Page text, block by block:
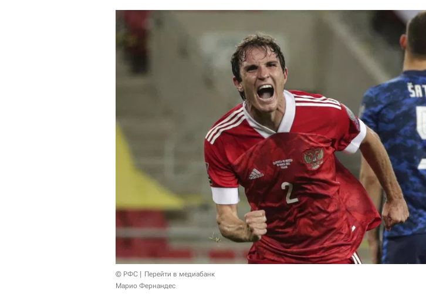
© РФС
Перейти в медиабанк
Марио Фернандес